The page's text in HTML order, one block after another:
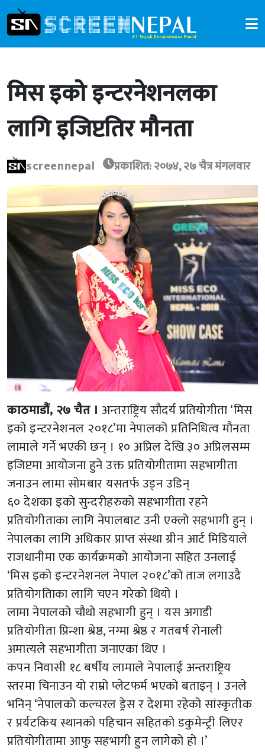
मिस इको इन्टरनेशनलका
लागि इजिप्टतिर मौनता
screennepal प्रकाशित: २०७४, २७ चैत्र मंगलवार
काठमाडौं, २७ चैत । अन्तराष्ट्रिय सौदर्य प्रतियोगीता ‘मिस
इको इन्टरनेशनल २०१८’मा नेपालको प्रतिनिधित्व मौनता
लामाले गर्ने भएकी छन् । १० अप्रिल देखि ३० अप्रिलसम्म
इजिप्टमा आयोजना हुने उक्त प्रतियोगीतामा सहभागीता
जनाउन लामा सोमबार यसतर्फ उड्न उडिन्
६० देशका इको सुन्दरीहरुको सहभागीता रहने
प्रतियोगीताका लागि नेपालबाट उनी एक्लो सहभागी हुन् ।
नेपालका लागि अधिकार प्राप्त संस्था ग्रीन आर्ट मिडियाले
राजधानीमा एक कार्यक्रमको आयोजना सहित उनलाई
‘मिस इको इन्टरनेशनल नेपाल २०१८’को ताज लगाउदै
प्रतियोगतिाका लागि चएन गरेको थियो ।
लामा नेपालको चौथो सहभागी हुन् । यस अगाडी
प्रतियोगीता प्रिन्शा श्रेष्ठ, नग्मा श्रेष्ठ र गतबर्ष रोनाली
अमात्यले सहभागीता जनाएका थिए ।
कपन निवासी १८ बर्षीय लामाले नेपालाई अन्तराष्ट्रिय
स्तरमा चिनाउन यो राम्रो प्लेटफर्म भएको बताइन् । उनले
भनिन् ‘नेपालको कल्चरल ड्रेस र देशमा रहेको सांस्कृतीक
र प्रर्यटकिय स्थानको पहिचान सहितको डकुमेन्ट्री लिएर
प्रतियोगीतामा आफु सहभागी हुन लागेको हो ।’